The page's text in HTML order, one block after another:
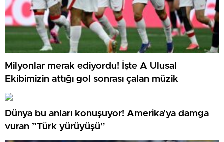
Milyonlar merak ediyordu! İşte A Ulusal
Ekibimizin attığı gol sonrası çalan müzik
Dünya bu anları konuşuyor! Amerika’ya damga
vuran ”Türk yürüyüşü”